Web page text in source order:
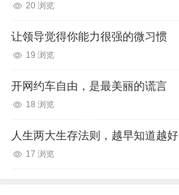
20 浏览
让领导觉得你能力很强的微习惯
19 浏览
开网约车自由，是最美丽的谎言
18 浏览
人生两大生存法则，越早知道越好
17 浏览